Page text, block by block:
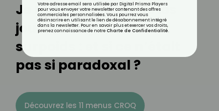
Je fais du sport tous les
jours mais je suis en
surpoids : et si ce n’était
pas si paradoxal ?
Découvrez les 11 menus CROQ
Votre adresse email sera utilisée par Digital Prisma Players
pour vous envoyer votre newsletter contenant des offres
commerciales personnalisées. Vous pourrez vous
désinscrire en utilisant le lien de désabonnement intégré
dans la newsletter. Pour en savoir plus et exercer vos droits,
prenez connaissance de notre Charte de Confidentialité.